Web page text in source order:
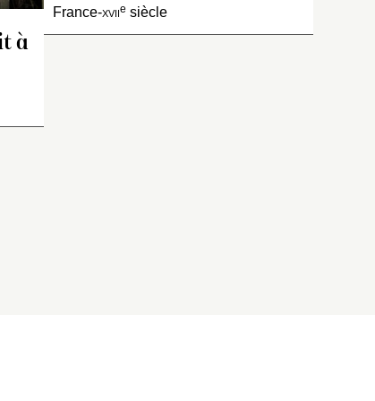
à
l’épaule droite, traverse le
corps et couvre l’épaule
France-xviie siècle